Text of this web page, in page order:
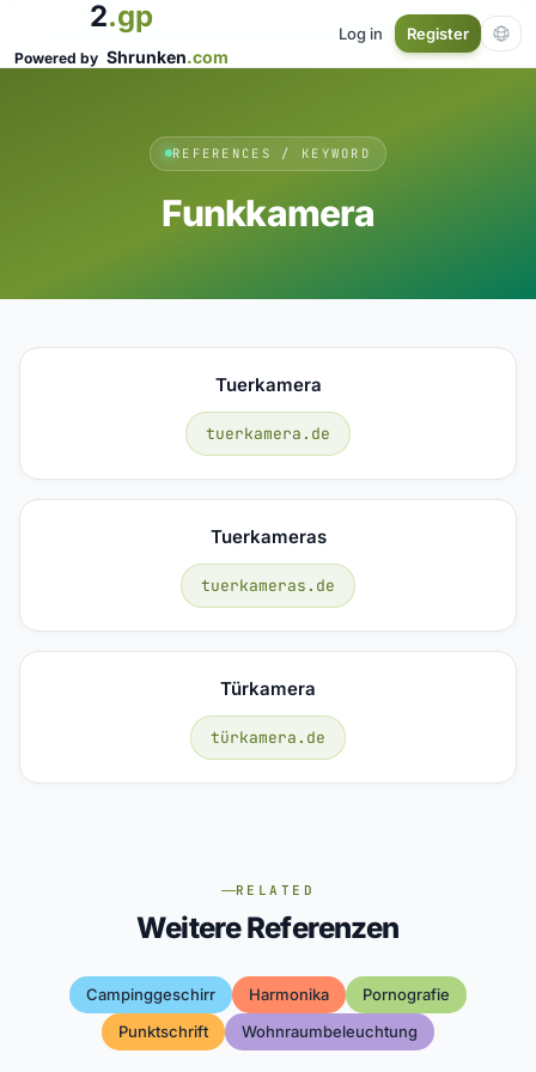
2.gp
Powered by Shrunken.com
Log in Register
REFERENCES / KEYWORD
Funkkamera
Tuerkamera
tuerkamera.de
Tuerkameras
tuerkameras.de
Türkamera
türkamera.de
RELATED
Weitere Referenzen
Campinggeschirr Harmonika
Pornografie
Punktschrift
Wohnraumbeleuchtung